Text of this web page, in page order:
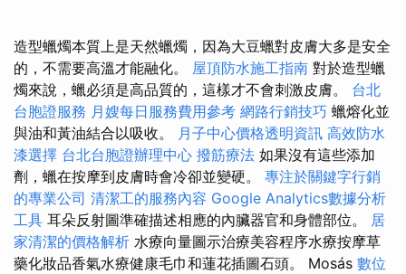
造型蠟燭本質上是天然蠟燭，因為大豆蠟對皮膚大多是安全
的，不需要高溫才能融化。 屋頂防水施工指南 對於造型蠟
燭來說，蠟必須是高品質的，這樣才不會刺激皮膚。 台北
台胞證服務 月嫂每日服務費用參考 網路行銷技巧 蠟熔化並
與油和黃油結合以吸收。
月子中心價格透明資訊 高效防水
漆選擇 台北台胞證辦理中心 撥筋療法 如果沒有這些添加
劑，蠟在按摩到皮膚時會冷卻並變硬。 專注於關鍵字行銷
的專業公司 清潔工的服務內容 Google Analytics數據分析
工具 耳朵反射圖準確描述相應的內臟器官和身體部位。 居
家清潔的價格解析 水療向量圖示治療美容程序水療按摩草
藥化妝品香氣水療健康毛巾和蓮花插圖石頭。 Mosás 數位